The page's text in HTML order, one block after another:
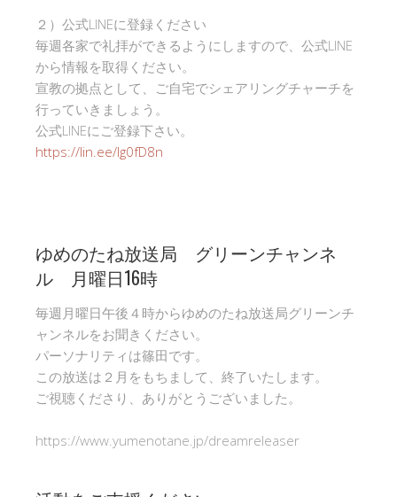
２）公式LINEに登録ください
毎週各家で礼拝ができるようにしますので、公式LINE
から情報を取得ください。
宣教の拠点として、ご自宅でシェアリングチャーチを
行っていきましょう。
公式LINEにご登録下さい。
https://lin.ee/Ig0fD8n
ゆめのたね放送局 グリーンチャンネ
ル 月曜日16時
毎週月曜日午後４時からゆめのたね放送局グリーンチ
ャンネルをお聞きください。
パーソナリティは篠田です。
この放送は２月をもちまして、終了いたします。
ご視聴くださり、ありがとうございました。
https://www.yumenotane.jp/dreamreleaser